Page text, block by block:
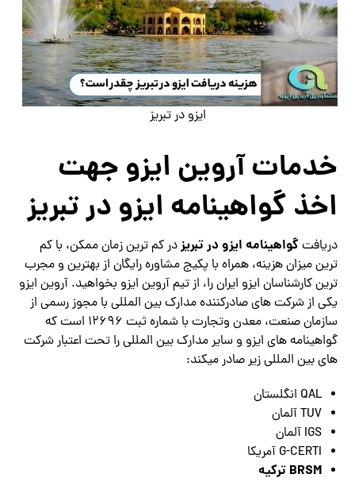
ایزو در تبریز
خدمات آروین ایزو جهت
اخذ گواهینامه ایزو در تبریز
دریافتگواهینامه ایزو در تبریزدر کم ترین زمان ممکن، با کم
ترین میزان هزینه، همراه با پکیج مشاوره رایگان از بهترین و مجرب
ترین کارشناسان ایزو ایران را، از تیم آروین ایزو بخواهید. آروین ایزو
یکی از شرکت های صادرکننده مدارک بین المللی با مجوز رسمی از
سازمان صنعت، معدن وتجارت با شماره ثبت 12696 است که
گواهینامه های ایزو و سایر مدارک بین المللی را تحت اعتبار شرکت
های بین المللی زیر صادر میکند:
QAL انگلستان
TUV آلمان
IGS آلمان
G-CERTI آمریکا
BRSM ترکیه